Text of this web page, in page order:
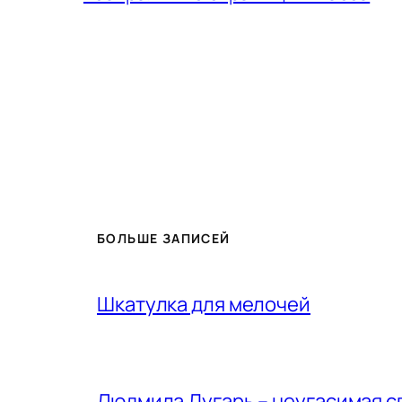
БОЛЬШЕ ЗАПИСЕЙ
Шкатулка для мелочей